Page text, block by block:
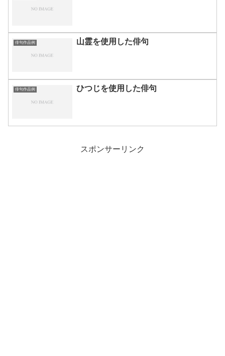
俳句作品例 山霊を使用した俳句
俳句作品例 ひつじを使用した俳句
スポンサーリンク